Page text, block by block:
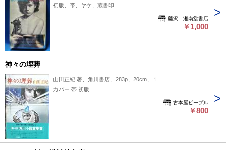
初版、帯、ヤケ、蔵書印
藤沢 湘南堂書店
￥1,000
神々の埋葬
山田正紀 著、角川書店、283p、20cm、１
カバー 帯 初版
古本屋ピープル
￥800